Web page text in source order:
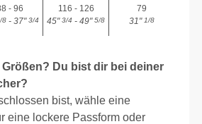
- 96
8 - 37"3/4
116 - 126
45"3/4 - 49"5/8
79
31"1/8
Du bist dir bei deiner
bist, wähle eine
eine lockere Passform oder